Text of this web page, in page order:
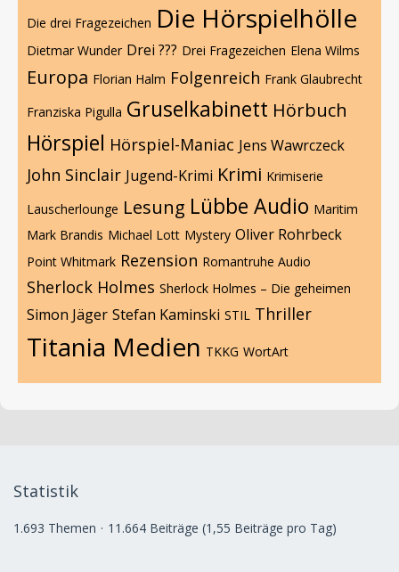
Die drei Fragezeichen Die Hörspielhölle
Dietmar Wunder Drei ??? Drei Fragezeichen Elena Wilms
Europa Florian Halm Folgenreich Frank Glaubrecht
Franziska Pigulla Gruselkabinett Hörbuch
Hörspiel Hörspiel-Maniac Jens Wawrczeck
John Sinclair Jugend-Krimi Krimi Krimiserie
Lauscherlounge Lesung Lübbe Audio Maritim
Mark Brandis Michael Lott Mystery Oliver Rohrbeck
Point Whitmark Rezension Romantruhe Audio
Sherlock Holmes Sherlock Holmes – Die geheimen
Simon Jäger Stefan Kaminski STIL Thriller
Titania Medien TKKG WortArt
Statistik
1.693 Themen 11.664 Beiträge (1,55 Beiträge pro Tag)